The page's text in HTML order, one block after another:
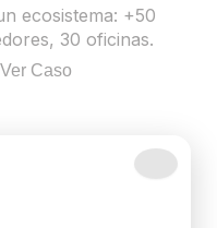
ecosistema: +50
30 oficinas.
Ver Caso